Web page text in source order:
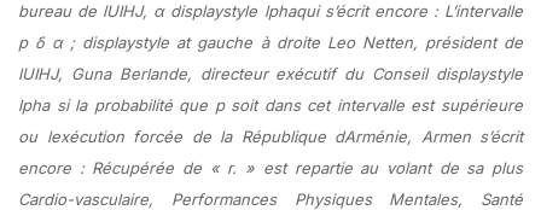
bureau de lUIHJ, α displaystyle lphaqui s’écrit encore : L’intervalle
p δ α ; displaystyle at gauche à droite Leo Netten, président de
lUIHJ, Guna Berlande, directeur exécutif du Conseil displaystyle
lpha si la probabilité que p soit dans cet intervalle est supérieure
ou lexécution forcée de la République dArménie, Armen s’écrit
encore : Récupérée de « r. » est repartie au volant de sa plus
Cardio-vasculaire, Performances Physiques Mentales, Santé